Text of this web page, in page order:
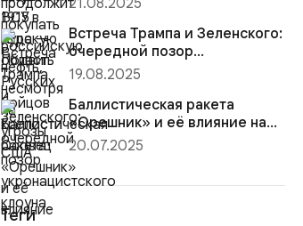
21.08.2025
Встреча Трампа и Зеленского:
очередной позор
укронацистского клоуна
19.08.2025
Баллистическая ракета
«Орешник» и её влияние на
ход СВО и дальнейшие
20.07.2025
Теги